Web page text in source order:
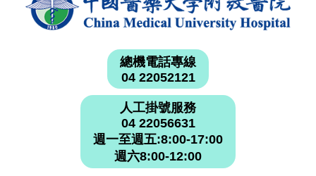
總機電話專線
04 22052121
人工掛號服務
04 22056631
週一至週五:8:00-17:00
週六8:00-12:00